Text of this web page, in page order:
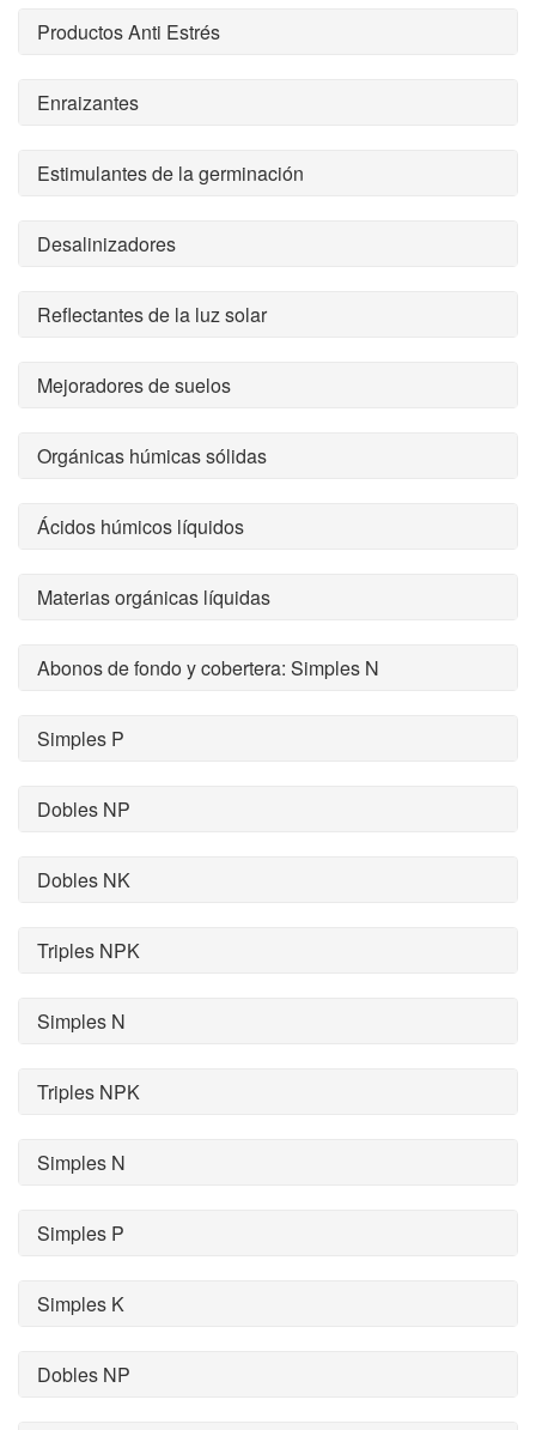
Productos Anti Estrés
Enraizantes
Estimulantes de la germinación
Desalinizadores
Reflectantes de la luz solar
Mejoradores de suelos
Orgánicas húmicas sólidas
Ácidos húmicos líquidos
Materias orgánicas líquidas
Abonos de fondo y cobertera: Simples N
Simples P
Dobles NP
Dobles NK
Triples NPK
Simples N
Triples NPK
Simples N
Simples P
Simples K
Dobles NP